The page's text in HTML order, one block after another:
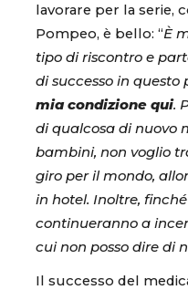
lavorare per la serie,
Pompeo, è bello: “È
tipo di riscontro e
di successo in questo
mia condizione qui.
di qualcosa di nuovo
bambini, non voglio
giro per il mondo,
in hotel. Inoltre,
continueranno a
cui non posso dire di
Il successo del